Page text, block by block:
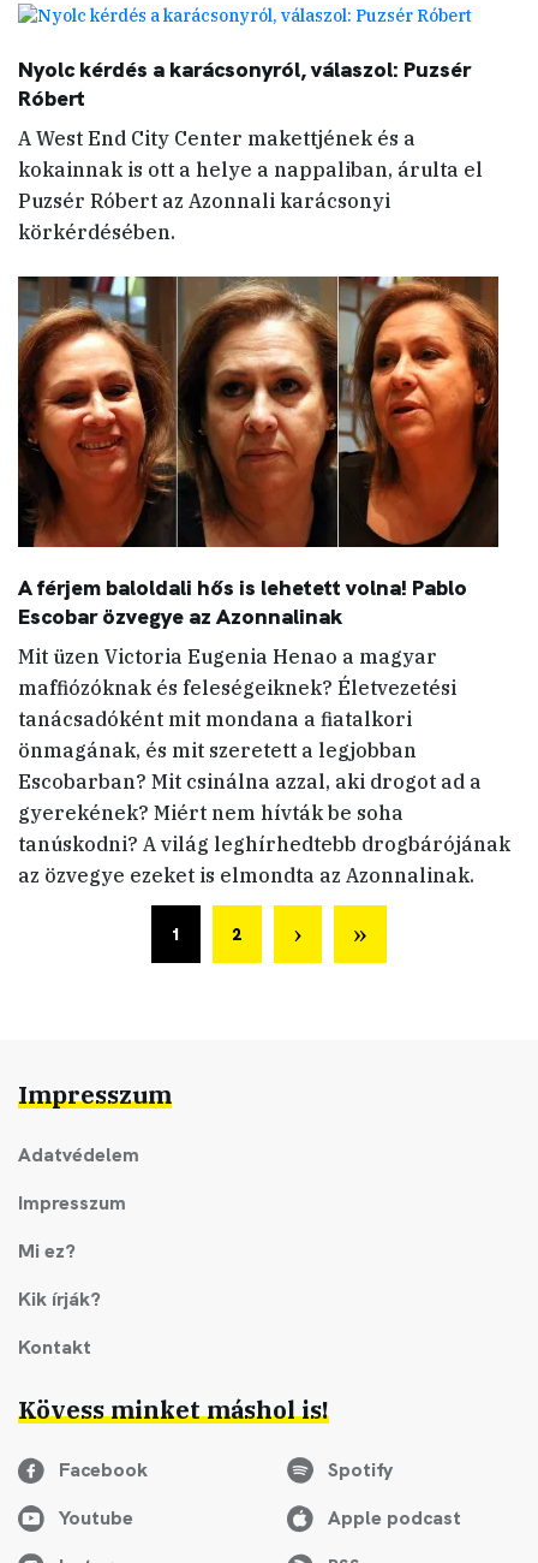
Nyolc kérdés a karácsonyról, válaszol: Puzsér
Róbert
A West End City Center makettjének és a
kokainnak is ott a helye a nappaliban, árulta el
Puzsér Róbert az Azonnali karácsonyi
körkérdésében.
A férjem baloldali hős is lehetett volna! Pablo
Escobar özvegye az Azonnalinak
Mit üzen Victoria Eugenia Henao a magyar
maffiózóknak és feleségeiknek? Életvezetési
tanácsadóként mit mondana a fiatalkori
önmagának, és mit szeretett a legjobban
Escobarban? Mit csinálna azzal, aki drogot ad a
gyerekének? Miért nem hívták be soha
tanúskodni? A világ leghírhedtebb drogbárójának
az özvegye ezeket is elmondta az Azonnalinak.
1 2
Impresszum
Adatvédelem
Impresszum
Mi ez?
Kik írják?
Kontakt
Kövess minket máshol is!
Facebook
Youtube
Spotify
Apple podcast